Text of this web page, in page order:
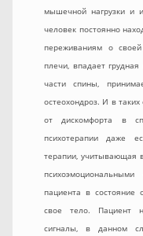
мышечной нагрузки и
человек постоянно
переживаниям о
плечи, впадает
части спины,
остеохондроз. И в
от дискомфорта в
психотерапии даже
терапии, учитывающая
пациента в состояние
свое тело. Пациент
сигналы, в данном